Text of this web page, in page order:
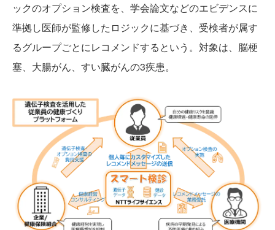
ックのオプション検査を、学会論文などのエビデンスに
準拠し医師が監修したロジックに基づき、受検者が属す
るグループごとにレコメンドするという。対象は、脳梗
塞、大腸がん、すい臓がんの3疾患。